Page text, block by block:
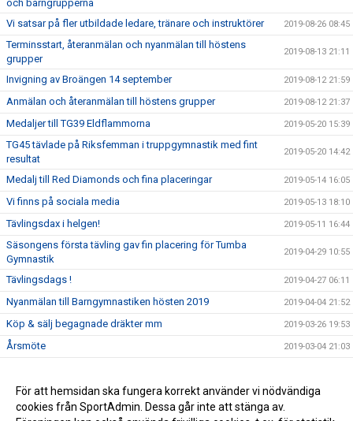
och barngrupperna
Vi satsar på fler utbildade ledare, tränare och instruktörer 2019-08-26 08:45
Terminsstart, återanmälan och nyanmälan till höstens
grupper
2019-08-13 21:11
Invigning av Broängen 14 september 2019-08-12 21:59
Anmälan och återanmälan till höstens grupper 2019-08-12 21:37
Medaljer till TG39 Eldflammorna 2019-05-20 15:39
TG45 tävlade på Riksfemman i truppgymnastik med fint
resultat
2019-05-20 14:42
Medalj till Red Diamonds och fina placeringar 2019-05-14 16:05
Vi finns på sociala media 2019-05-13 18:10
Tävlingsdax i helgen! 2019-05-11 16:44
Säsongens första tävling gav fin placering för Tumba
Gymnastik
2019-04-29 10:55
Tävlingsdags ! 2019-04-27 06:11
Nyanmälan till Barngymnastiken hösten 2019 2019-04-04 21:52
Köp & sälj begagnade dräkter mm 2019-03-26 19:53
Årsmöte 2019-03-04 21:03
Lediga platser i Bamsegympa 2019-01-15 23:05
Återanmälan truppgymnastik 2019-01-07 22:16
För att hemsidan ska fungera korrekt använder vi nödvändiga
cookies från SportAdmin. Dessa går inte att stänga av.